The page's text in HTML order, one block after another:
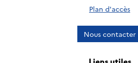
Plan d'accès
Nous contacter